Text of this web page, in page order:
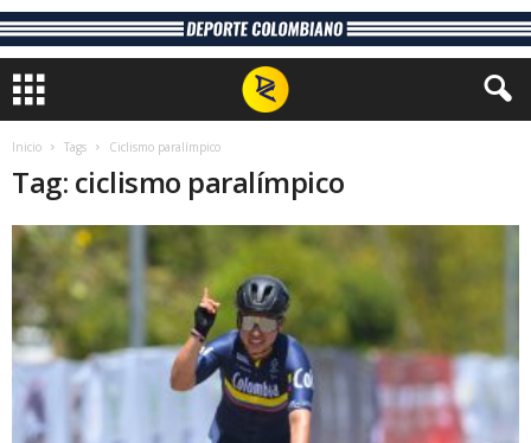
Inicio Tags Ciclismo paralímpico
Tag: ciclismo paralímpico